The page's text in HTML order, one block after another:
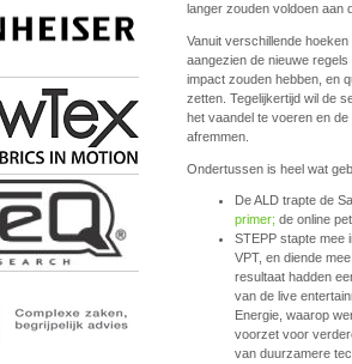
langer zouden voldoen aan
Vanuit verschillende
aangezien de nieuwe
impact zouden hebben, en
zetten. Tegelijkertijd wil de
het vaandel te voeren en
afremmen.
Ondertussen is heel wat
De ALD trapte de
primer; de online
STEPP stapte mee
VPT, en diende
resultaat hadden
van de live
Energie, waarop
voorzet voor
van duurzamere